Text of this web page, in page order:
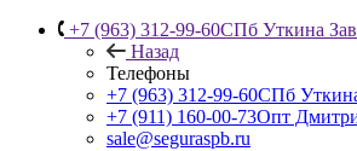
+7 (963) 312-99-60СПб Уткина
Назад
Телефоны
+7 (963) 312-99-60СПб
+7 (911) 160-00-73Опт
sale@seguraspb.ru